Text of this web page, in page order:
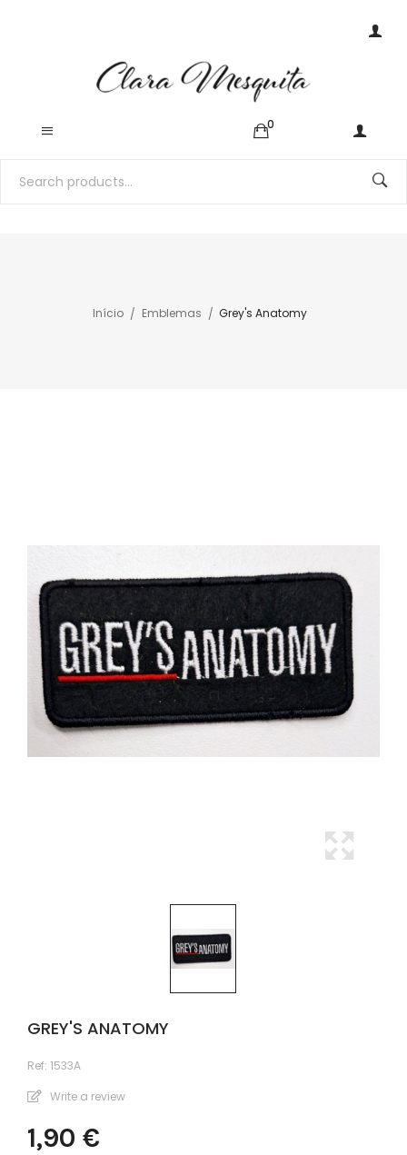
0
Início Emblemas Grey's Anatomy
GREY'S ANATOMY
Ref: 1533A
Write a review
1,90 €